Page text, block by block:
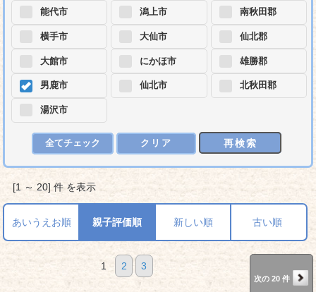
能代市
横手市
大館市
男鹿市
湯沢市
潟上市
大仙市
にかほ市
仙北市
南秋田郡
仙北郡
雄勝郡
北秋田郡
全てチェック クリア 再検索
[1 ～ 20] 件 を表示
あいうえお順 親子評価順 新しい順 古い順
1 2 3
次の 20 件